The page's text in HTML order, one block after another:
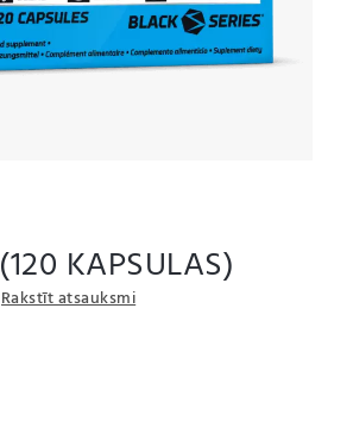
KAPSULAS)
Rakstīt atsauksmi